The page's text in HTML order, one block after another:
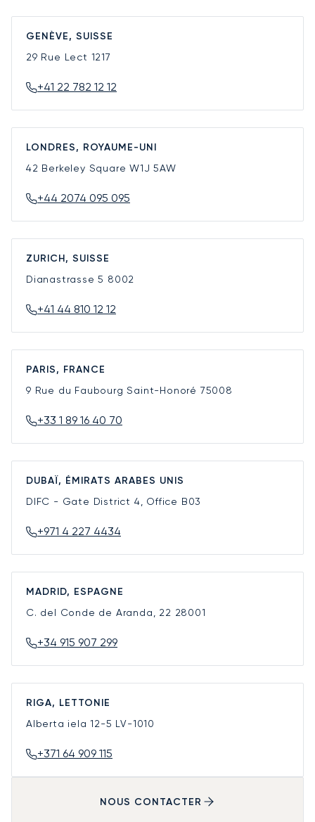
GENÈVE, SUISSE
29 Rue Lect 1217
+41 22 782 12 12
LONDRES, ROYAUME-UNI
42 Berkeley SquareW1J 5AW
+44 2074 095 095
ZURICH, SUISSE
Dianastrasse 5 8002
+41 44 810 12 12
PARIS, FRANCE
9 Rue du Faubourg Saint-Honoré 75008
+33 1 89 16 40 70
DUBAÏ, ÉMIRATS ARABES UNIS
DIFC - Gate District 4, Office B03
+971 4 227 4434
MADRID, ESPAGNE
C. del Conde de Aranda, 22 28001
+34 915 907 299
RIGA, LETTONIE
Alberta iela 12-5 LV-1010
+371 64 909 115
NOUS CONTACTER